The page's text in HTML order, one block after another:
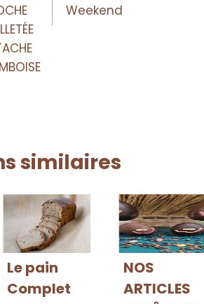
Weekend
similaires
Le pain
Complet
NOS
ARTICLES